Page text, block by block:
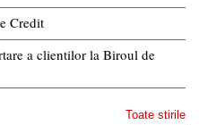
Credit
a clientilor la Biroul de
Toate stirile